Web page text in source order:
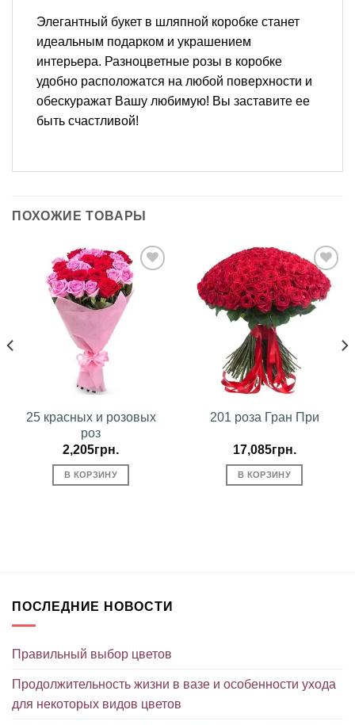
Элегантный букет в шляпной коробке станет
идеальным подарком и украшением
интерьера. Разноцветные розы в коробке
удобно расположатся на любой поверхности и
обескуражат Вашу любимую! Вы заставите ее
быть счастливой!
ПОХОЖИЕ ТОВАРЫ
избранное
25 красных и розовых
роз
2,205грн.
В КОРЗИНУ
В
избранное
201 роза Гран При
17,085грн.
В КОРЗИНУ
ПОСЛЕДНИЕ НОВОСТИ
Правильный выбор цветов
Продолжительность жизни в вазе и особенности ухода
для некоторых видов цветов